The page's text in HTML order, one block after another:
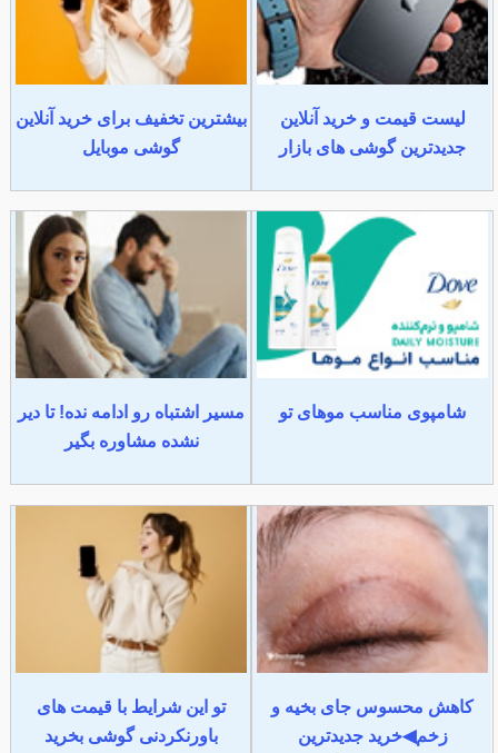
لیست قیمت و خرید آنلاین
جدیدترین گوشی های بازار
بیشترین تخفیف برای خرید آنلاین
گوشی موبایل
شامپوی مناسب موهای تو
مسیر اشتباه رو ادامه نده! تا دیر
نشده مشاوره بگیر
کاهش محسوس جای بخیه و
زخم◀خرید جدیدترین
تو این شرایط با قیمت های
باورنکردنی گوشی بخرید